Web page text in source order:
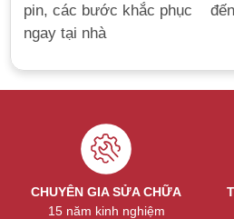
pin, các bước khắc phục
ngay tại nhà
CHUYÊN GIA SỬA CHỮA
15 năm kinh nghiệm